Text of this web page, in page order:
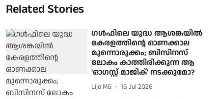
Related Stories
ഗള്‍ഫിലെ യുദ്ധ ആശങ്കയില്‍
കേരളത്തിന്റെ ഓണക്കാല
മുന്നൊരുക്കം; ബിസിനസ്
ലോകം കാത്തിരിക്കുന്ന ആ
'ഓഗസ്റ്റ് മാജിക്' നടക്കുമോ?
Lijo MG 16 Jul 2026